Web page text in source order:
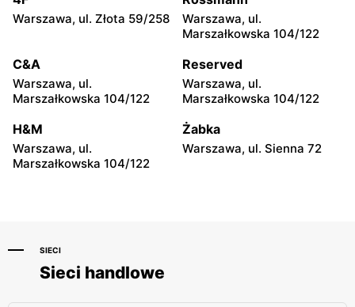
Pepco Pepco
Warszawa, ul. Gen.
Składkowskiego 4
Pepco Pepco
Edukacji Narodowej 85
Pepco Pepco
Warszawa, ul. Złota 59/258
Warszawa, ul.
Marszałkowska 104/122
C&A
Warszawa, ul.
Marszałkowska 104/122
Reserved
Warszawa, ul.
Marszałkowska 104/122
H&M
Warszawa, ul.
Marszałkowska 104/122
Żabka
Warszawa, ul. Sienna 72
SIECI
Sieci handlowe